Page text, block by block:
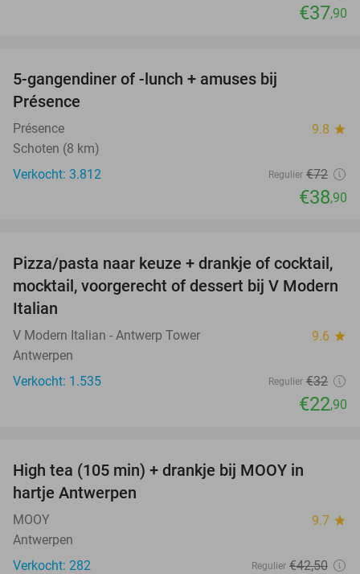
€37,90
5-gangendiner of -lunch + amuses bij
Présence
Présence 9.8 star
Schoten (8 km)
Verkocht: 3.812
Regulier €72
€38,90
28%
Pizza/pasta naar keuze + drankje of cocktail,
mocktail, voorgerecht of dessert bij V Modern
Italian
V Modern Italian - Antwerp Tower 9.6 star
Antwerpen
Verkocht: 1.535
Regulier €32
€22,90
High tea (105 min) + drankje bij MOOY in
hartje Antwerpen
MOOY 9.7 star
Antwerpen
Verkocht: 282
Regulier €42,50